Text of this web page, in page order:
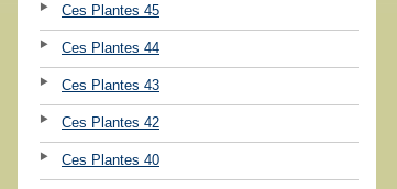
Ces Plantes 45
Ces Plantes 44
Ces Plantes 43
Ces Plantes 42
Ces Plantes 40